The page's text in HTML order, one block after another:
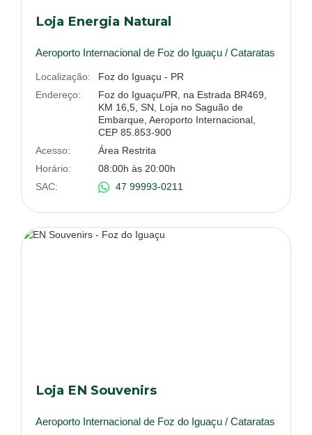
Loja Energia Natural
Aeroporto Internacional de Foz do Iguaçu / Cataratas
Localização:
Foz do Iguaçu - PR
Endereço:
Foz do Iguaçu/PR, na Estrada BR469,
KM 16,5, SN, Loja no Saguão de
Embarque, Aeroporto Internacional,
CEP 85.853-900
Acesso:
Área Restrita
Horário:
08:00h às 20:00h
SAC:
47 99993-0211
Loja EN Souvenirs
Aeroporto Internacional de Foz do Iguaçu / Cataratas